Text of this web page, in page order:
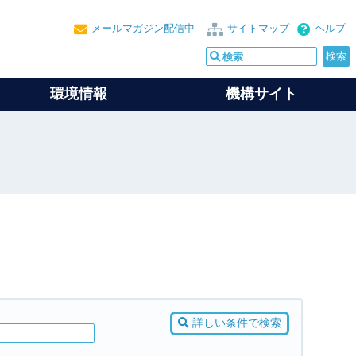
ヘルプ
サイトマップ
メールマガジン配信中
環境情報 機構サイト
詳しい条件で検索